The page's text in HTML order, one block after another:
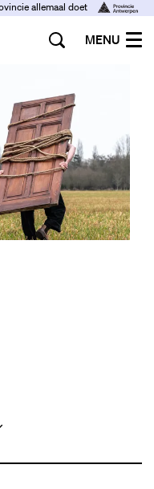
allemaal doet
MENU